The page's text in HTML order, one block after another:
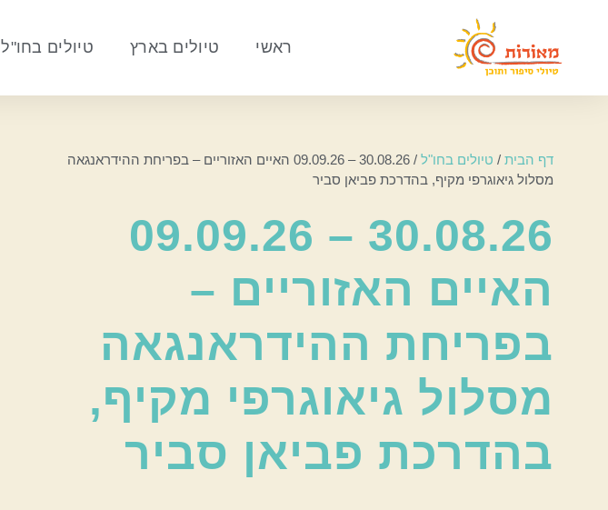
ראשי טיולים בארץ טיולים בחו"ל
דף הבית / טיולים בחו"ל /
30.08.26 – 09.09.26 האיים האזוריים – בפריחת ההידראנגאה
מסלול גיאוגרפי מקיף, בהדרכת פביאן סביר
30.08.26 – 09.09.26
האיים האזוריים –
בפריחת ההידראנגאה
מסלול גיאוגרפי מקיף,
בהדרכת פביאן סביר